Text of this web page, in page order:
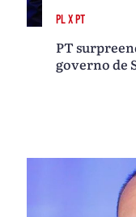
PL X PT
PT
governo de